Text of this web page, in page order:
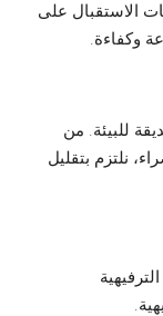
الاستقبال على
وكفاءة.
للبيئة. من
نلتزم بتقليل